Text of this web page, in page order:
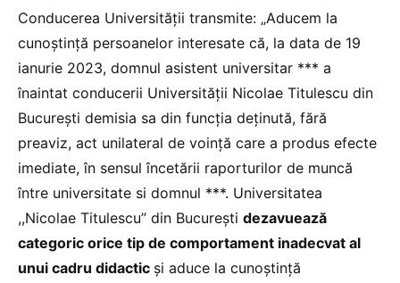
Conducerea Universității transmite: „Aducem la
cunoștință persoanelor interesate că, la data de 19
ianurie 2023, domnul asistent universitar *** a
înaintat conducerii Universității Nicolae Titulescu din
București demisia sa din funcția deținută, fără
preaviz, act unilateral de voinţă care a produs efecte
imediate, în sensul încetării raporturilor de muncă
între universitate si domnul ***. Universitatea
,,Nicolae Titulescu” din Bucureşti dezavuează
categoric orice tip de comportament inadecvat al
unui cadru didactic și aduce la cunoștinţă